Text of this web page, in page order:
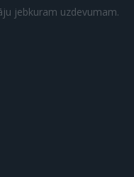
jebkuram uzdevumam.